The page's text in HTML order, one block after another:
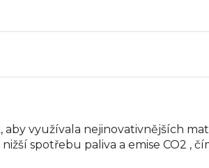
aby využívala nejinovativnějších
spotřebu paliva a emise CO2 ,